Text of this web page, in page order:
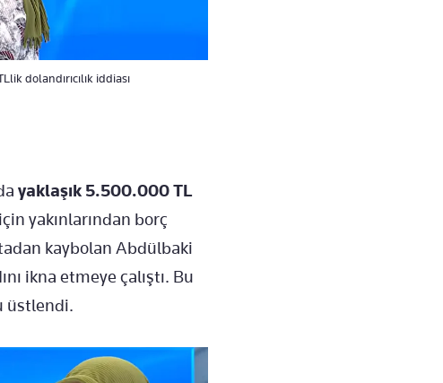
dolandırıcılık iddiası
yaklaşık 5.500.000 TL
yakınlarından borç
kaybolan Abdülbaki
ikna etmeye çalıştı. Bu
üstlendi.